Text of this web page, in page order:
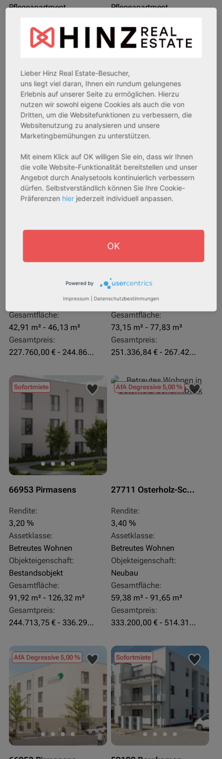
Pflegeapartment
Bestandsobjekt
Gesamtfläche:
Gesamtpreis:
233.556,67 € - 349.016,67 €
Pflegeapartment
Bestandsobjekt
Gesamtfläche:
Gesamtpreis:
AfA Degressive 5,00 %
Assetklasse:
Gesamtfläche:
42,91 m² - 46,13 m²
Gesamtpreis:
227.760,00 € - 244.860,00 €
Sofortmiete
Rendite:
4,07 %
Assetklasse:
Pflegeapartment
Objekteigenschaft:
Bestandsobjekt
Gesamtfläche:
73,15 m² - 77,83 m²
Gesamtpreis:
251.336,84 € - 267.420,00 €
Sofortmiete
66953 Pirmasens
Rendite:
3,20 %
Assetklasse:
Betreutes Wohnen
Objekteigenschaft:
Bestandsobjekt
Gesamtfläche:
91,92 m² - 126,32 m²
Gesamtpreis:
244.713,75 € - 336.292 €
AfA Degressive 5,00 %
27711 Osterholz-Scharmbeck
Rendite:
3,40 %
Assetklasse:
Betreutes Wohnen
Objekteigenschaft:
Neubau
Gesamtfläche:
59,38 m² - 91,65 m²
Gesamtpreis:
333.200,00 € - 514.310,00 €
AfA Degressive 5,00 % Sofortmiete
Lieber Hinz Real Estate-Besucher,
uns liegt viel daran, Ihnen ein rundum gelungenes
Erlebnis auf unserer Seite zu ermöglichen. Hierzu
nutzen wir sowohl eigene Cookies als auch die von
Dritten, um die Websitefunktionen zu verbessern, die
Websitenutzung zu analysieren und unsere
Marketingbemühungen zu unterstützen.
Mit einem Klick auf OK willigen Sie ein, dass wir Ihnen
die volle Website-Funktionalität bereitstellen und unser
Angebot durch Analysetools kontinuierlich verbessern
dürfen. Selbstverständlich können Sie Ihre Cookie-
Präferenzen hier jederzeit individuell anpassen.
OK
Powered by
Impressum Datenschutzbestimmungen